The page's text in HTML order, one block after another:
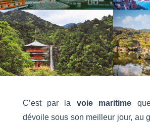
C’est par la voie maritime
dévoile sous son meilleur jour, au